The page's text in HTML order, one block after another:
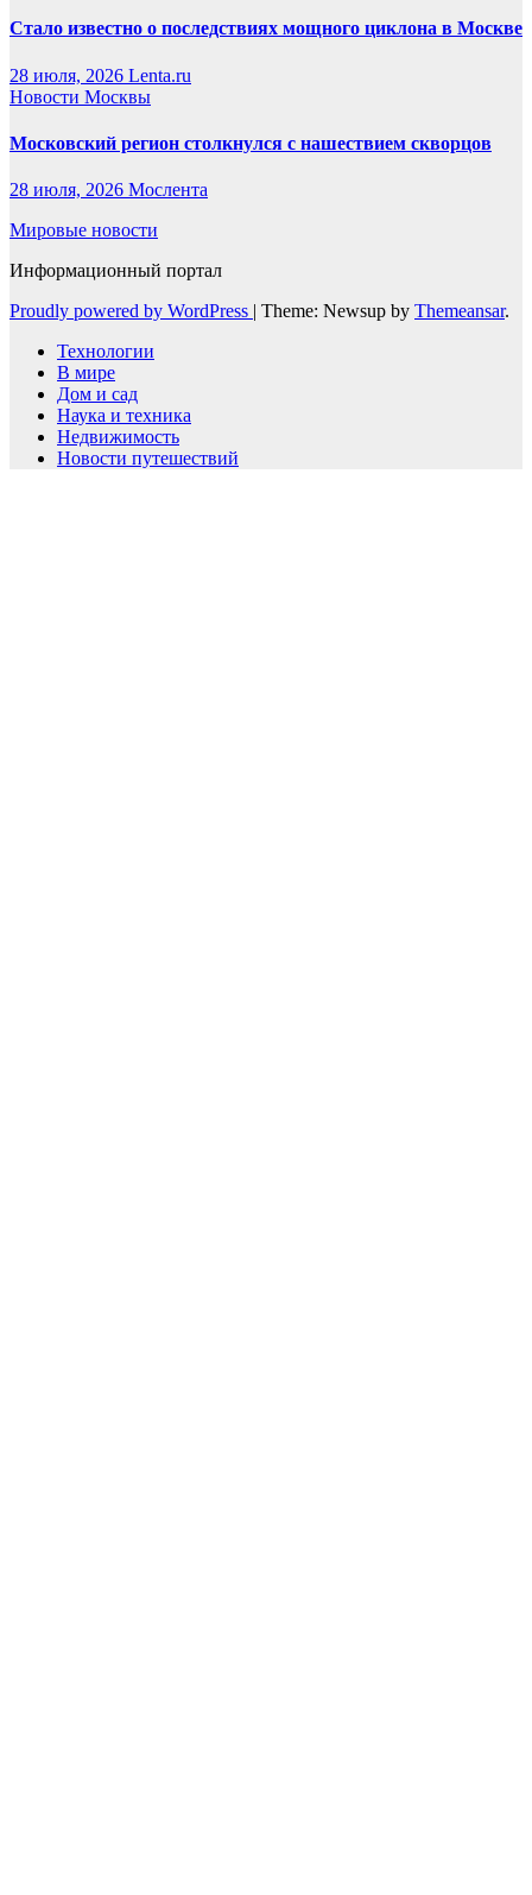
Стало известно о последствиях мощного циклона в Москве
28 июля, 2026 Lenta.ru
Новости Москвы
Московский регион столкнулся с нашествием скворцов
28 июля, 2026 Мослента
Мировые новости
Информационный портал
Proudly powered by WordPress | Theme: Newsup by Themeansar.
Технологии
В мире
Дом и сад
Наука и техника
Недвижимость
Новости путешествий